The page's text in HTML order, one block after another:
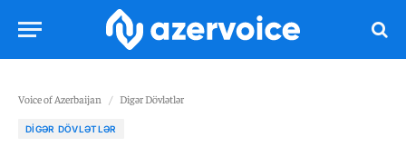
Voice of Azerbaijan / Digər Dövlətlər
DIGƏR DÖVLƏTLƏR